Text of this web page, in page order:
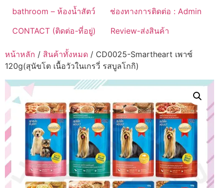
bathroom – ห้องน้ำสัตว์
ช่องทางการติดต่อ : Admin
CONTACT (ติดต่อ-ที่อยู่)
Review-ส่งสินค้า
หน้าหลัก / สินค้าทั้งหมด / CD0025-Smartheart เพาซ์
120g(สุนัขโต เนื้อวัวในเกรวี่ รสบูลโกกิ)